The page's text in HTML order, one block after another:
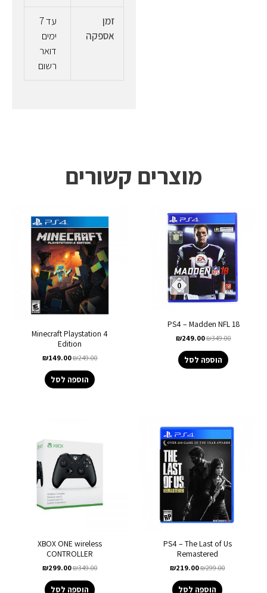
זמן
אספקה
עד 7
ימים
דואר
רשום
מוצרים קשורים
PS4 – Madden NFL 18
₪349.00
₪249.00
הוספה לסל
Minecraft Playstation 4
Edition
₪249.00
₪149.00
הוספה לסל
PS4 – The Last of Us
Remastered
₪299.00
₪219.00
הוספה לסל
XBOX ONE wireless
CONTROLLER
₪349.00
₪299.00
הוספה לסל